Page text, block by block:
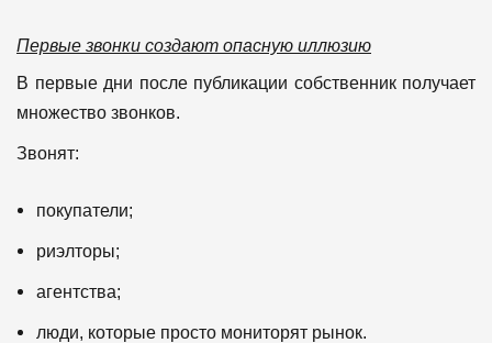
Первые звонки создают опасную иллюзию
В первые дни после публикации собственник получает
множество звонков.
Звонят:
покупатели;
риэлторы;
агентства;
люди, которые просто мониторят рынок.